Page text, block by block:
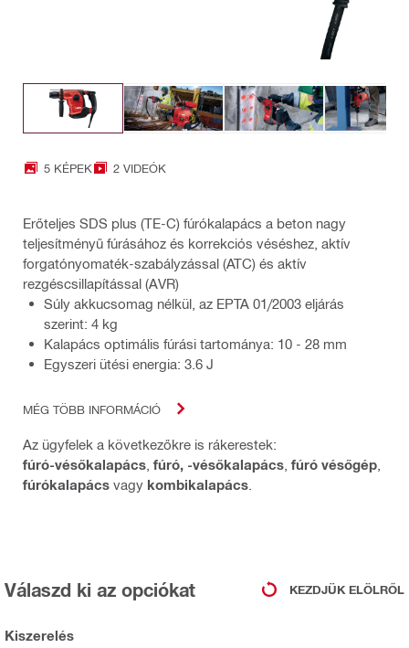
5 KÉPEK 2 VIDEÓK
Erőteljes SDS plus (TE-C) fúrókalapács a beton nagy
teljesítményű fúrásához és korrekciós véséshez, aktív
forgatónyomaték-szabályzással (ATC) és aktív
rezgéscsillapítással (AVR)
Súly akkucsomag nélkül, az EPTA 01/2003 eljárás
szerint: 4 kg
Kalapács optimális fúrási tartománya: 10 - 28 mm
Egyszeri ütési energia: 3.6 J
MÉG TÖBB INFORMÁCIÓ
Az ügyfelek a következőkre is rákerestek:
fúró-vésőkalapács fúró, -vésőkalapács fúró vésőgép
fúrókalapács vagy kombikalapács
Válaszd ki az opciókat KEZDJÜK ELÖLRŐL
Kiszerelés